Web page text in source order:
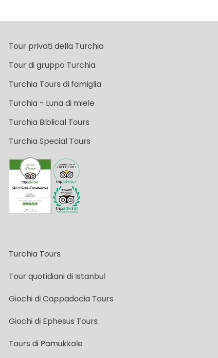
Tour privati della Turchia
Tour di gruppo Turchia
Turchia Tours di famiglia
Turchia - Luna di miele
Turchia Biblical Tours
Turchia Special Tours
Turchia Tours
Tour quotidiani di Istanbul
Giochi di Cappadocia Tours
Giochi di Ephesus Tours
Tours di Pamukkale